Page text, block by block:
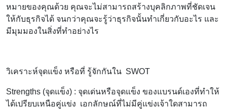
หมายของคุณด้วย คุณจะไม่สามารถสร้างบุคลิกภาพที่ชัดเจน
ให้กับธุรกิจได้ จนกว่าคุณจะรู้ว่าธุรกิจนั้นทำเกี่ยวกับอะไร และ
มีมุมมองในสิ่งที่ทำอย่างไร
วิเคราะห์จุดแข็ง หรือที่ รู้จักกันใน SWOT
Strengths (จุดแข็ง) : จุดเด่นหรือจุดแข็ง ของแบรนด์เองที่ทำให้
ได้เปรียบเหนือคู่แข่ง เอกลักษณ์ที่ไม่มีคู่แข่งเจ้าใดสามารถ